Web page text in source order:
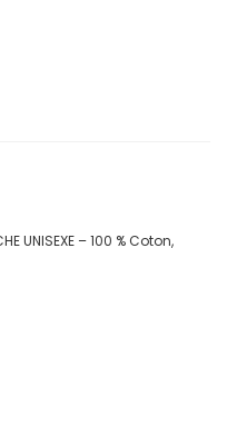
UNISEXE – 100 % Coton,